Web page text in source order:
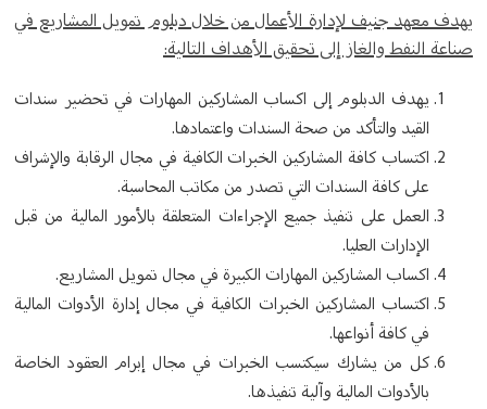
يهدف معهد جنيف لإدارة الأعمال من خلال دبلوم تمويل المشاريع في
صناعة النفط والغاز إلى تحقيق الأهداف التالية:
يهدف الدبلوم إلى اكساب المشاركين المهارات في تحضير سندات
القيد والتأكد من صحة السندات واعتمادها.
اكتساب كافة المشاركين الخبرات الكافية في مجال الرقابة والإشراف
على كافة السندات التي تصدر من مكاتب المحاسبة.
العمل على تنفيذ جميع الإجراءات المتعلقة بالأمور المالية من قبل
الإدارات العليا.
اكساب المشاركين المهارات الكبيرة في مجال تمويل المشاريع.
اكتساب المشاركين الخبرات الكافية في مجال إدارة الأدوات المالية
في كافة أنواعها.
كل من يشارك سيكتسب الخبرات في مجال إبرام العقود الخاصة
بالأدوات المالية وآلية تنفيذها.